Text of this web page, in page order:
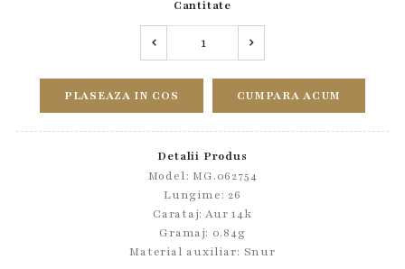
Cantitate
PLASEAZA IN COS CUMPARA ACUM
Detalii Produs
Model: MG.062754
Lungime: 26
Carataj: Aur 14k
Gramaj: 0.84g
Material auxiliar: Snur